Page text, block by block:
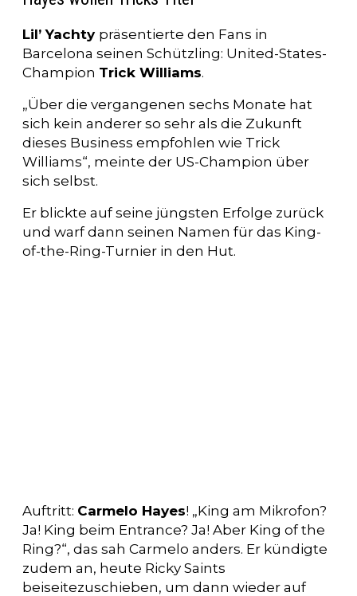
Lil’ Yachty präsentierte den Fans in
Barcelona seinen Schützling: United-States-
Champion Trick Williams.
„Über die vergangenen sechs Monate hat
sich kein anderer so sehr als die Zukunft
dieses Business empfohlen wie Trick
Williams“, meinte der US-Champion über
sich selbst.
Er blickte auf seine jüngsten Erfolge zurück
und warf dann seinen Namen für das King-
of-the-Ring-Turnier in den Hut.
Auftritt: Carmelo Hayes! „King am Mikrofon?
Ja! King beim Entrance? Ja! Aber King of the
Ring?“, das sah Carmelo anders. Er kündigte
zudem an, heute Ricky Saints
beiseitezuschieben, um dann wieder auf